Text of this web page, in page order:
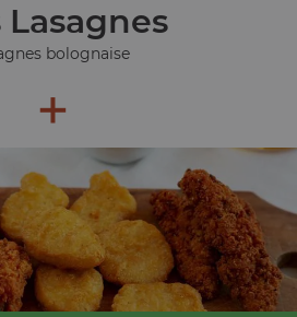
Lasagnes
bolognaise
+